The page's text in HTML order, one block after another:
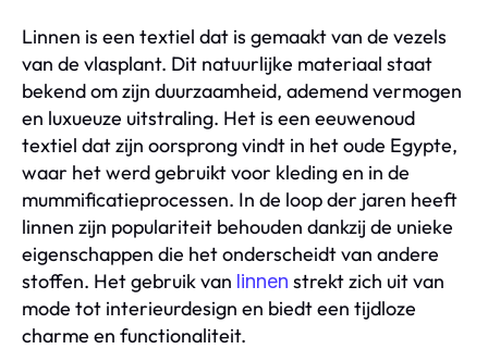
Linnen is een textiel dat is gemaakt van de vezels
van de vlasplant. Dit natuurlijke materiaal staat
bekend om zijn duurzaamheid, ademend vermogen
en luxueuze uitstraling. Het is een eeuwenoud
textiel dat zijn oorsprong vindt in het oude Egypte,
waar het werd gebruikt voor kleding en in de
mummificatieprocessen. In de loop der jaren heeft
linnen zijn populariteit behouden dankzij de unieke
eigenschappen die het onderscheidt van andere
stoffen. Het gebruik van linnen strekt zich uit van
mode tot interieurdesign en biedt een tijdloze
charme en functionaliteit.